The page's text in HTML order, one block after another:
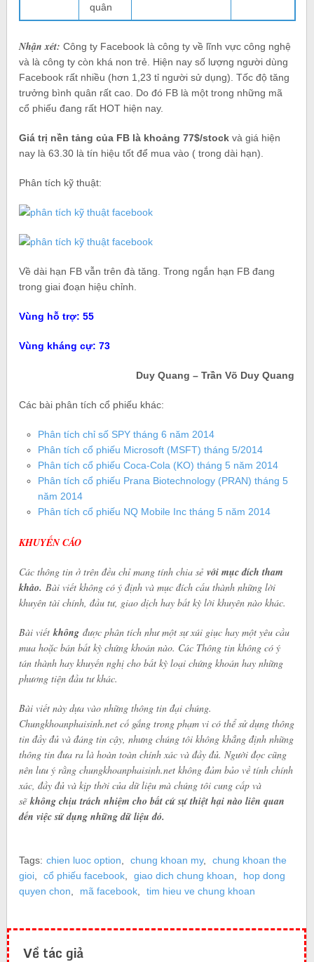
quân
Nhận xét:Công ty Facebook là công ty về lĩnh vực công nghệ
và là công ty còn khá non trẻ. Hiện nay số lượng người dùng
Facebook rất nhiều (hơn 1,23 tỉ người sử dụng). Tốc độ tăng
trưởng bình quân rất cao. Do đó FB là một trong những mã
cổ phiếu đang rất HOT hiện nay.
Giá trị nền tảng của FB là khoảng 77$/stock và giá hiện
nay là 63.30 là tín hiệu tốt để mua vào ( trong dài hạn).
Phân tích kỹ thuật:
Về dài hạn FB vẫn trên đà tăng. Trong ngắn hạn FB đang
trong giai đoạn hiệu chỉnh.
Vùng hỗ trợ: 55
Vùng kháng cự: 73
Duy Quang – Trần Võ Duy Quang
Các bài phân tích cổ phiếu khác:
Phân tích chỉ số SPY tháng 6 năm 2014
Phân tích cổ phiếu Microsoft (MSFT) tháng 5/2014
Phân tích cổ phiếu Coca-Cola (KO) tháng 5 năm 2014
Phân tích cổ phiếu Prana Biotechnology (PRAN) tháng 5
năm 2014
Phân tích cổ phiếu NQ Mobile Inc tháng 5 năm 2014
KHUYẾN CÁO
Các thông tin ở trên đều chỉ mang tính chia sẻvới mục đích tham
khảo. Bài viết không có ý định và mục đích cấu thành những lời
khuyên tài chính, đầu tư, giao dịch hay bất kỳ lời khuyên nào khác.
Bài viếtkhông được phân tích như một sự xúi giục hay một yêu cầu
mua hoặc bán bất kỳ chứng khoán nào. Các Thông tin không có ý
tán thành hay khuyến nghị cho bất kỳ loại chứng khoán hay những
phương tiện đầu tư khác.
Bài viết này dựa vào những thông tin đại chúng.
Chungkhoanphaisinh.net cố gắng trong phạm vi có thể sử dụng thông
tin đầy đủ và đáng tin cậy, nhưng chúng tôi không khẳng định những
thông tin đưa ra là hoàn toàn chính xác và đầy đủ. Người đọc cũng
nên lưu ý rằng chungkhoanphaisinh.net không đảm bảo về tính chính
xác, đầy đủ và kịp thời của dữ liệu mà chúng tôi cung cấp và
sẽkhông chịu trách nhiệm cho bất cứ sự thiệt hại nào liên quan
đến việc sử dụng những dữ liệu đó.
Tags: chien luoc option chung khoan my,
chung khoan the
gioi
cổ phiếu facebook giao dich chung khoan
hop dong
quyen chon
mã facebook tim hieu ve chung khoan
Về tác giả